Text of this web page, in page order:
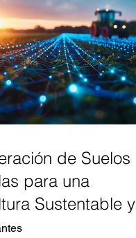
de Suelos
para una
Sustentable y